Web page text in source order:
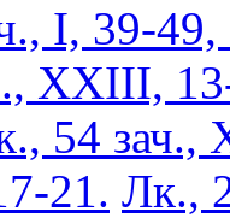
I, 39-49,
XXIII,
54 зач.,
21. Лк.,